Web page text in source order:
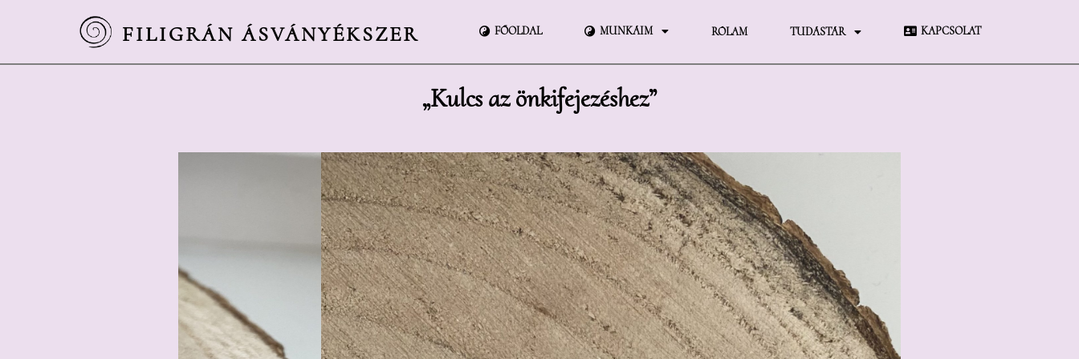
FILIGRÁN ÁSVÁNYÉKSZER FŐOLDAL MUNKÁIM RÓLAM TUDÁSTÁR KAPCSOLAT
„Kulcs az önkifejezéshez”